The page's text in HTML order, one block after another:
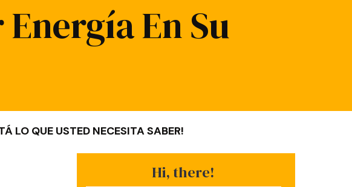
En Su
LO QUE USTED NECESITA SABER!
Hi, there!